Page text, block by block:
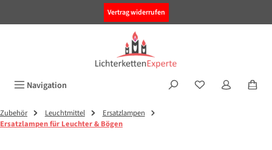
Vertrag widerrufen
Navigation
Zubehör Leuchtmittel
Ersatzlampen
Ersatzlampen für Leuchter & Bögen